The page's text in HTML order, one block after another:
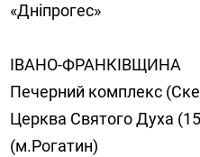
«Дніпрогес»
ІВАНО-ФРАНКІВЩИНА
Печерний комплекс
Церква Святого Духа
(м.Рогатин)